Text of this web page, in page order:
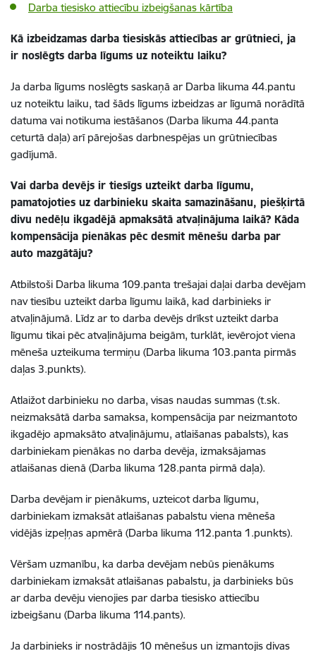
Darba tiesisko attiecību izbeigšanas kārtība
Kā izbeidzamas darba tiesiskās attiecības ar grūtnieci, ja
ir noslēgts darba līgums uz noteiktu laiku?
Ja darba līgums noslēgts saskaņā ar Darba likuma 44.pantu
uz noteiktu laiku, tad šāds līgums izbeidzas ar līgumā norādītā
datuma vai notikuma iestāšanos (Darba likuma 44.panta
ceturtā daļa) arī pārejošas darbnespējas un grūtniecības
gadījumā.
Vai darba devējs ir tiesīgs uzteikt darba līgumu,
pamatojoties uz darbinieku skaita samazināšanu, piešķirtā
divu nedēļu ikgadējā apmaksātā atvaļinājuma laikā? Kāda
kompensācija pienākas pēc desmit mēnešu darba par
auto mazgātāju?
Atbilstoši Darba likuma 109.panta trešajai daļai darba devējam
nav tiesību uzteikt darba līgumu laikā, kad darbinieks ir
atvaļinājumā. Līdz ar to darba devējs drīkst uzteikt darba
līgumu tikai pēc atvaļinājuma beigām, turklāt, ievērojot viena
mēneša uzteikuma termiņu (Darba likuma 103.panta pirmās
daļas 3.punkts).
Atlaižot darbinieku no darba, visas naudas summas (t.sk.
neizmaksātā darba samaksa, kompensācija par neizmantoto
ikgadējo apmaksāto atvaļinājumu, atlaišanas pabalsts), kas
darbiniekam pienākas no darba devēja, izmaksājamas
atlaišanas dienā (Darba likuma 128.panta pirmā daļa).
Darba devējam ir pienākums, uzteicot darba līgumu,
darbiniekam izmaksāt atlaišanas pabalstu viena mēneša
vidējās izpeļņas apmērā (Darba likuma 112.panta 1.punkts).
Vēršam uzmanību, ka darba devējam nebūs pienākums
darbiniekam izmaksāt atlaišanas pabalstu, ja darbinieks būs
ar darba devēju vienojies par darba tiesisko attiecību
izbeigšanu (Darba likuma 114.pants).
Ja darbinieks ir nostrādājis 10 mēnešus un izmantojis divas